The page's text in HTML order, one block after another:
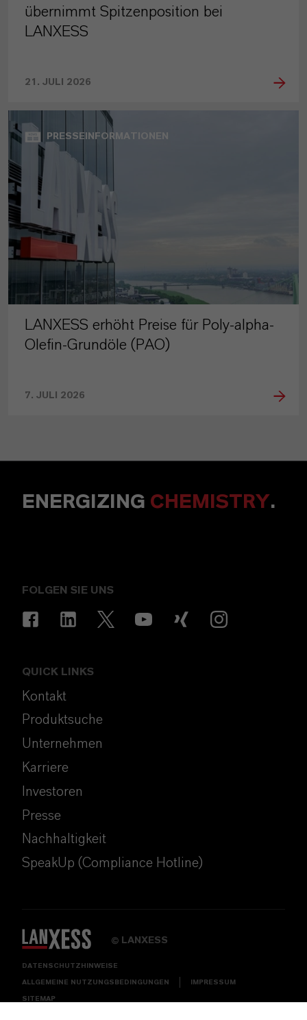
übernimmt Spitzenposition bei
LANXESS
21. JULI 2026
PRESSEINFORMATIONEN
LANXESS erhöht Preise für Poly-alpha-
Olefin-Grundöle (PAO)
7. JULI 2026
ENERGIZING CHEMISTRY.
FOLGEN SIE UNS
QUICK LINKS
Kontakt
Produktsuche
Unternehmen
Karriere
Investoren
Presse
Nachhaltigkeit
SpeakUp (Compliance Hotline)
© LANXESS
DATENSCHUTZHINWEISE
ALLGEMEINE NUTZUNGSBEDINGUNGEN IMPRESSUM
SITEMAP